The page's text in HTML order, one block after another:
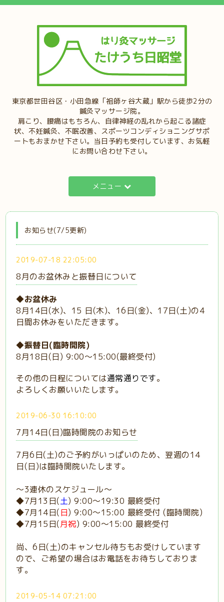
東京都世田谷区・小田急線「祖師ヶ谷大蔵」駅から徒歩2分の
鍼灸マッサージ院。
肩こり、腰痛はもちろん、自律神経の乱れから起こる諸症
状、不妊鍼灸、不眠改善、スポーツコンディショニングサポ
ートもおまかせ下さい。当日予約も受付しています、お気軽
にお問い合わせ下さい。
メニュー
お知らせ(7/5更新)
2019-07-18 22:05:00
8月のお盆休みと振替日について
◆お盆休み
8月14日(水)、15 日(木)、16日(金)、17日(土)の4
日間お休みをいただきます。
◆振替日(臨時開院)
8月18日(日) 9:00〜15:00(最終受付)
その他の日程については通常通りです。
よろしくお願いいたします。
2019-06-30 16:10:00
7月14日(日)臨時開院のお知らせ
7月6日(土)のご予約がいっぱいのため、翌週の14
日(日)は臨時開院いたします。
〜3連休のスケジュール〜
◆7月13日(土) 9:00〜19:30 最終受付
◆7月14日(日) 9:00〜15:00 最終受付 (臨時開院)
◆7月15日(月祝) 9:00〜15:00 最終受付
尚、6日(土)のキャンセル待ちもお受けしています
ので、ご希望の場合はお電話をお待ちしておりま
す。
2019-05-14 07:21:00